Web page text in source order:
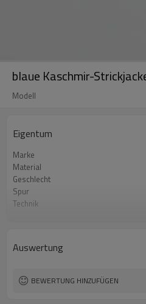
blaue Kaschmir-
Modell
Eigentum
Marke
Material
Geschlecht
Spur
Technik
MOQ
Auswertung
BEWERTUNG HINZUFÜGEN